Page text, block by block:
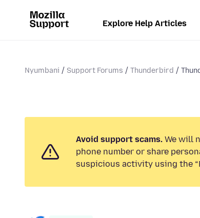
Explore Help Articles
Nyumbani Support Forums Thunderbird
Avoid support scams. We will
phone number or share
suspicious activity using the